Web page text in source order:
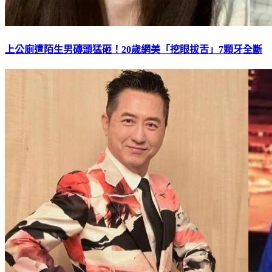
上公廁遭陌生男磚頭猛砸！20歲網美「挖眼拔舌」7顆牙全斷